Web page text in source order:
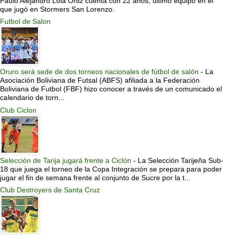
que jugó en Stormers San Lorenzo.
Futbol de Salon
Oruro será sede de dos torneos nacionales de fútbol de salón - La
Asociación Boliviana de Futsal (ABFS) afiliada a la Federación
Boliviana de Futbol (FBF) hizo conocer a través de un comunicado el
calendario de torn...
Club Ciclon
Selección de Tarija jugará frente a Ciclón - La Selección Tarijeña Sub-
18 que juega el torneo de la Copa Integración se prepara para poder
jugar el fin de semana frente al conjunto de Sucre por la t...
Club Destroyers de Santa Cruz